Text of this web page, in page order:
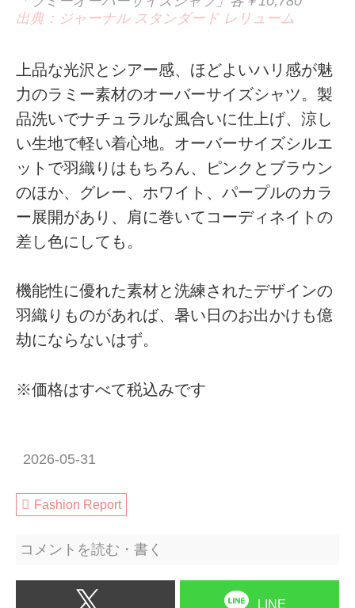
出典：ジャーナル スタンダード レリューム
上品な光沢とシアー感、ほどよいハリ感が魅
力のラミー素材のオーバーサイズシャツ。製
品洗いでナチュラルな風合いに仕上げ、涼し
い生地で軽い着心地。オーバーサイズシルエ
ットで羽織りはもちろん、ピンクとブラウン
のほか、グレー、ホワイト、パープルのカラ
ー展開があり、肩に巻いてコーディネイトの
差し色にしても。
機能性に優れた素材と洗練されたデザインの
羽織りものがあれば、暑い日のお出かけも億
劫にならないはず。
※価格はすべて税込みです
2026-05-31
Fashion Report
コメントを読む・書く
LINE